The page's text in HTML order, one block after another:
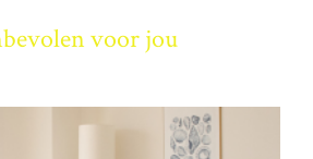
voor jou